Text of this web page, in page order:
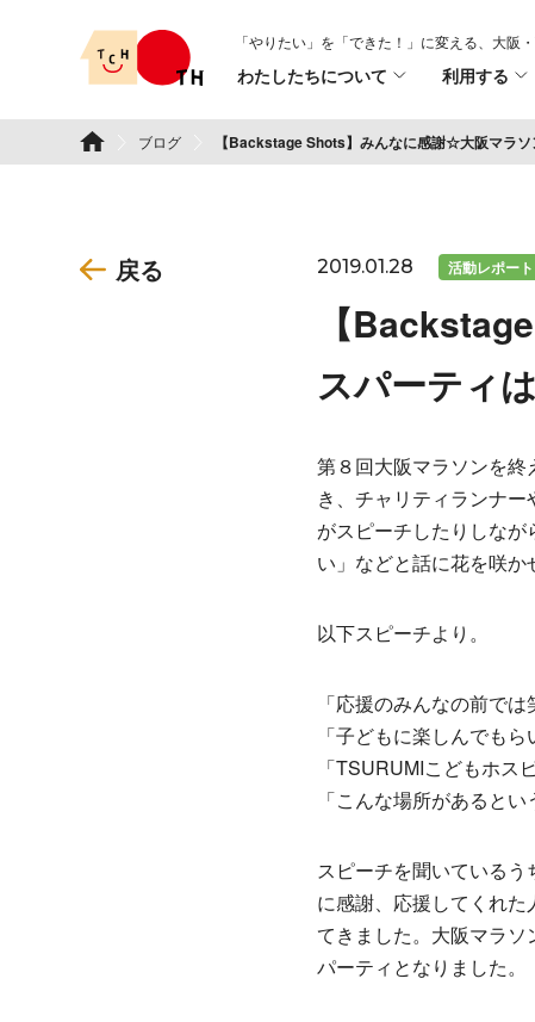
「やりたい」を「できた！」に変える、 大阪
わたしたちについて 利用する
TSURUMI こどもホスピス
ブログ 【Backstage Shots】みんなに感謝☆大阪マラソ
戻る 2019.01.28 活動レポート
【
スパーティ
第８回大阪マラソンを
き、チャリティランナ
がスピーチしたりしな
い」などと話に花を咲か
以下スピーチより。
「応援のみんなの前で
「子どもに楽しんでも
「TSURUMIこどもホス
「こんな場所があると
スピーチを聞いている
に感謝、応援してくれ
てきました。大阪マラ
パーティとなりました。